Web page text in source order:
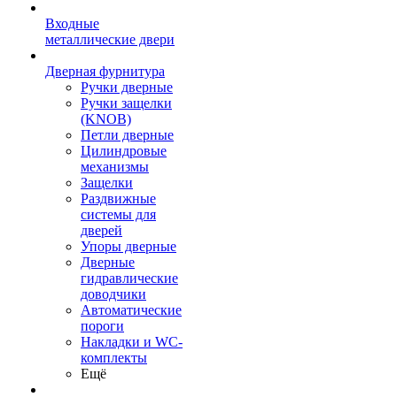
Входные
металлические двери
Дверная фурнитура
Ручки дверные
Ручки защелки
(KNOB)
Петли дверные
Цилиндровые
механизмы
Защелки
Раздвижные
системы для
дверей
Упоры дверные
Дверные
гидравлические
доводчики
Автоматические
пороги
Накладки и WC-
комплекты
Ещё